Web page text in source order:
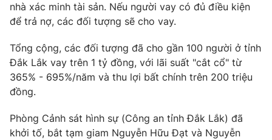
VTV Money VTV Thể thao
VTV Sức khoẻ Bất động sản
Thị trường 24h
VTV4 Vươn mình bằng AI
nhà xác minh tài sản. Nếu người vay có đủ điều kiện
để trả nợ, các đối tượng sẽ cho vay.
Tổng cộng, các đối tượng đã cho gần 100 người ở tỉnh
Đắk Lắk vay trên 1 tỷ đồng, với lãi suất "cắt cổ" từ
365% - 695%/năm và thu lợi bất chính trên 200 triệu
đồng.
Phòng Cảnh sát hình sự (Công an tỉnh Đắk Lắk) đã
khởi tố, bắt tạm giam Nguyễn Hữu Đạt và Nguyễn